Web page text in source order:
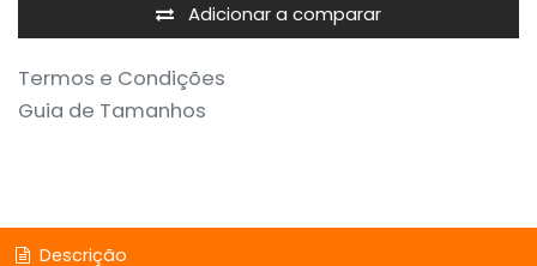
Adicionar a comparar
Termos e Condições
Guia de Tamanhos
Descrição